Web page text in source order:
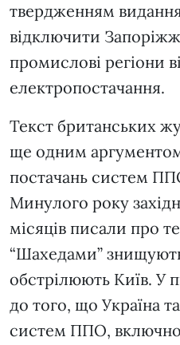
твердженням
відключити
промислові регіони
електропостачання.
Текст британських
ще одним
постачань систем
Минулого року
місяців писали про
“Шахедами” знищують
обстрілюють Київ. У
до того, що Україна
систем ППО, включно